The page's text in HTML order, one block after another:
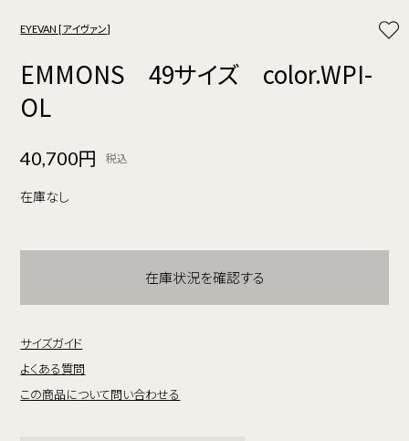
EYEVAN [アイヴァン]
EMMONS 49サイズ color.WPI-
OL
40,700円 税込
在庫なし
在庫状況を確認する
サイズガイド
よくある質問
この商品について問い合わせる